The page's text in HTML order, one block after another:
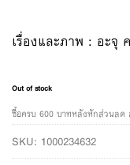
เรื่องและภาพ : อะจุ
Out of stock
ซื้อครบ 600 บาทหลังหักส่วนลด
SKU: 1000234632